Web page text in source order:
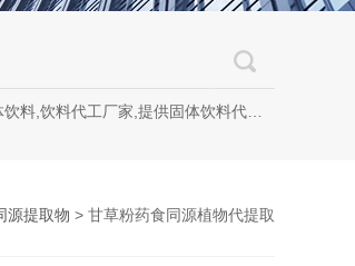
料代加工、压片糖果代加工、方便食品代加工、代餐粉代加工、五谷杂粮粉代加工
源提取物 > 甘草粉药食同源植物代提取